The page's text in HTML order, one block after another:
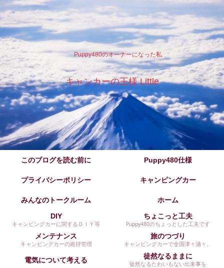
Puppy480のオーナーになった私
キャンカーの王様 Little
このブログを読む前に Puppy480仕様
プライバシーポリシー キャンピングカー
みんなのトークルーム
ホーム
DIY
キャンピングカーに関するＤＩＹ等
ちょこっと工夫
Puppy480のちょっとした工夫です
メンテナンス
キャンピングカーの維持管理
旅のつづり
キャンピングカーで全国津々浦々。
電気について考える 徒然なるままに
徒然なるたわいもない出来事を